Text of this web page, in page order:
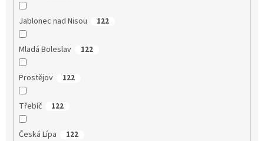
Jablonec nad Nisou 122
Mladá Boleslav 122
Prostějov 122
Třebíč 122
Česká Lípa 122